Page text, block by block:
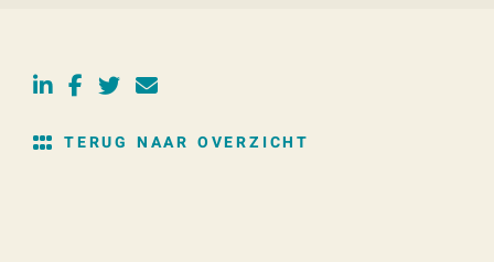
TERUG NAAR OVERZICHT